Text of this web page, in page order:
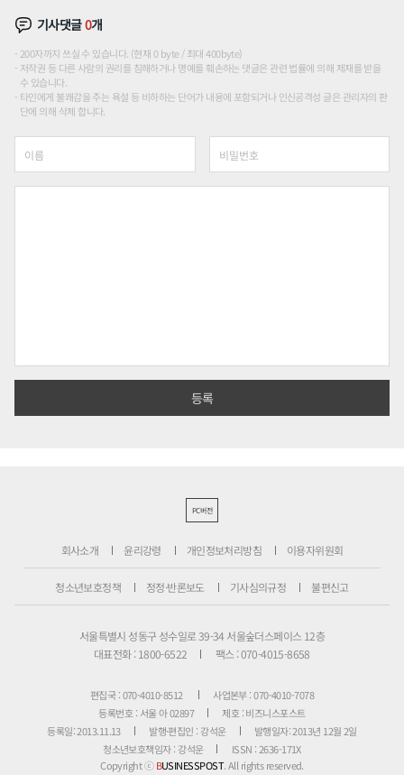
기사댓글0개
200자까지 쓰실 수 있습니다. (현재 0 byte / 최대 400byte)
저작권 등 다른 사람의 권리를 침해하거나 명예를 훼손하는 댓글은 관련 법률에 의해 제재를 받을
수 있습니다.
타인에게 불쾌감을 주는 욕설 등 비하하는 단어가 내용에 포함되거나 인신공격성 글은 관리자의 판
단에 의해 삭제 합니다.
PC버전
회사소개 윤리강령 개인정보처리방침 이용자위원회
청소년보호정책 정정·반론보도 기사심의규정 불편신고
서울특별시 성동구 성수일로 39-34 서울숲더스페이스 12층
대표전화 : 1800-6522
팩스 : 070-4015-8658
편집국 : 070-4010-8512
사업본부 : 070-4010-7078
등록번호 : 서울 아 02897
제호 : 비즈니스포스트
등록일: 2013.11.13
발행·편집인 : 강석운
발행일자: 2013년 12월 2일
청소년보호책임자 : 강석운
ISSN : 2636-171X
Copyright ⓒBUSINESSPOST. All rights reserved.